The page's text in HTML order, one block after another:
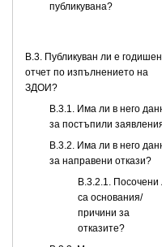
публикувана?
В.3. Публикуван ли е годишен
отчет по изпълнението на
ЗДОИ?
В.3.1. Има ли в него
за постъпили
В.3.2. Има ли в него
за направени откази?
В.3.2.1. Посочени
са основания/
причини за
отказите?